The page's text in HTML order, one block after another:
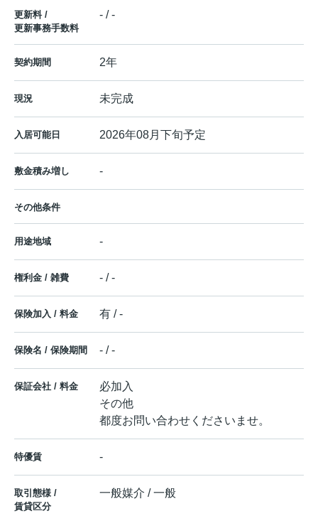
更新料 /
更新事務手数料
- / -
契約期間 2年
現況 未完成
入居可能日 2026年08月下旬予定
敷金積み増し -
その他条件
用途地域 -
権利金 / 雑費 - / -
保険加入 / 料金 有 / -
保険名 / 保険期間 - / -
保証会社 / 料金
必加入
その他
都度お問い合わせくださいませ。
特優賃 -
取引態様 /
賃貸区分
一般媒介 / 一般